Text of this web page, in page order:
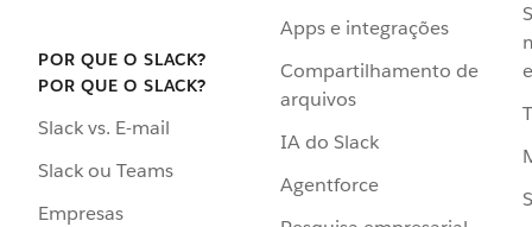
POR QUE O SLACK?
POR QUE O SLACK?
Slack vs. E-mail
Slack ou Teams
Empresas
Apps e integrações
Compartilhamento de
arquivos
IA do Slack
Agentforce